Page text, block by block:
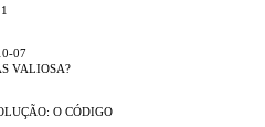
07
VALIOSA?
O CÓDIGO